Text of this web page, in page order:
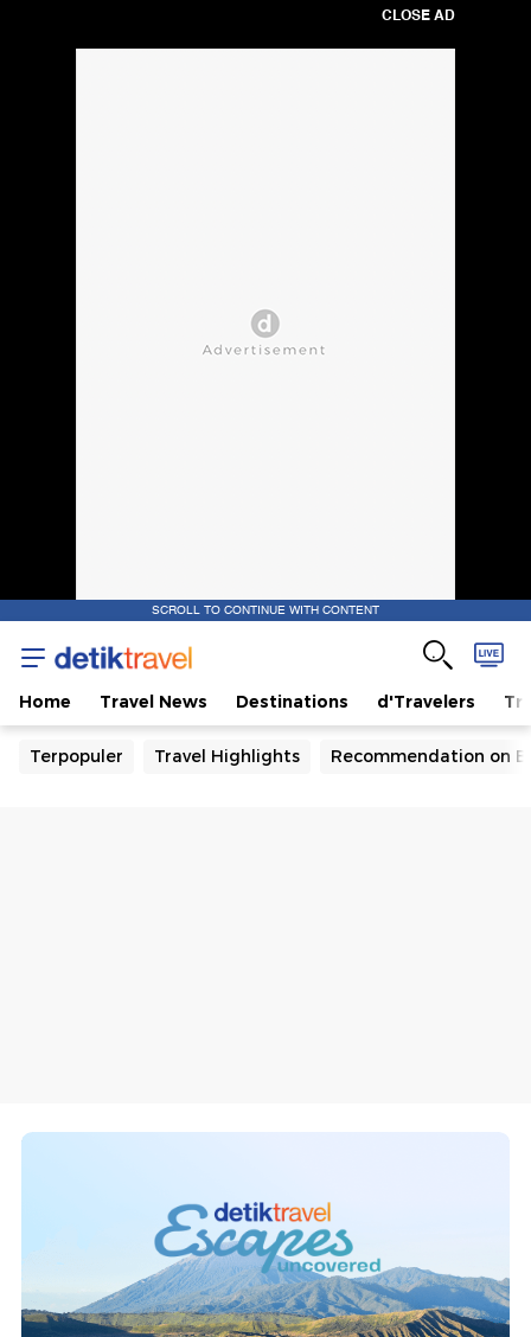
CLOSE AD
SCROLL TO CONTINUE WITH CONTENT
Home Travel News Destinations d'Travelers
Terpopuler Travel Highlights Recommendation on